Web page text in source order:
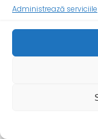
Administrează serviciile
Ziua
Sănătatea